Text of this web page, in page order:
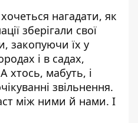
нагадати, як
зберігали свої
закопуючи їх у
і в садах,
хтось, мабуть, і
звільнення.
між ними й нами. І